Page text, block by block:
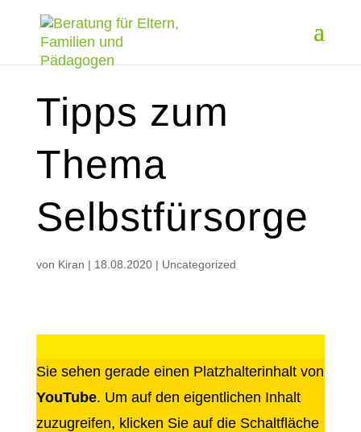
Tipps zum
Thema
Selbstfürsorge
von Kiran | 18.08.2020| Uncategorized
Sie sehen gerade einen Platzhalterinhalt von
YouTube. Um auf den eigentlichen Inhalt
zuzugreifen, klicken Sie auf die Schaltfläche